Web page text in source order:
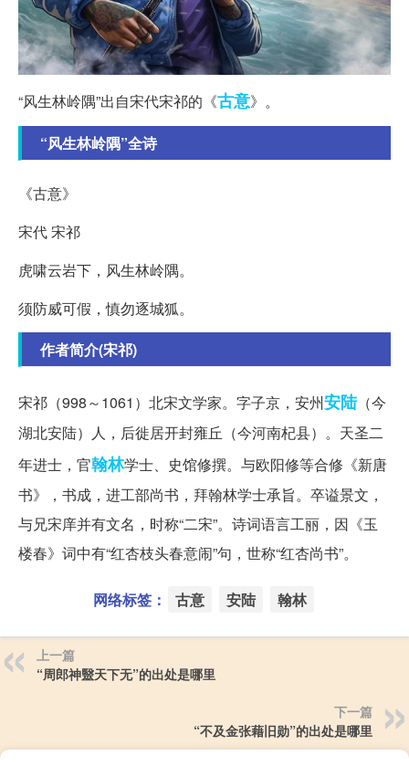
“风生林岭隅”出自宋代宋祁的《古意》。
“风生林岭隅”全诗
《古意》
宋代 宋祁
虎啸云岩下，风生林岭隅。
须防威可假，慎勿逐城狐。
作者简介(宋祁)
宋祁（998～1061）北宋文学家。字子京，安州安陆（今
湖北安陆）人，后徙居开封雍丘（今河南杞县）。天圣二
年进士，官翰林学士、史馆修撰。与欧阳修等合修《新唐
书》，书成，进工部尚书，拜翰林学士承旨。卒谥景文，
与兄宋庠并有文名，时称“二宋”。诗词语言工丽，因《玉
楼春》词中有“红杏枝头春意闹”句，世称“红杏尚书”。
网络标签： 古意 安陆 翰林
上一篇
“周郎神毉天下无”的出处是哪里
下一篇
“不及金张藉旧勋”的出处是哪里